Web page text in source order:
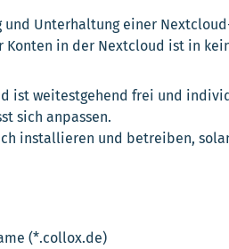
Unterhaltung einer
Konten in der Nextcloud ist in
ist weitestgehend frei und
sich anpassen.
installieren und betreiben,
(*.collox.de)